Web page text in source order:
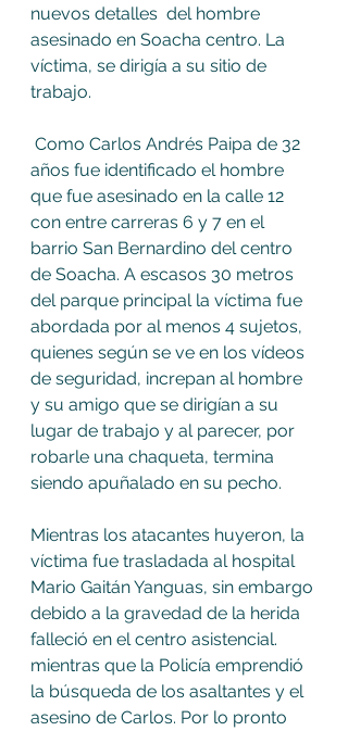
nuevos detalles  del hombre
asesinado en Soacha centro. La
víctima, se dirigía a su sitio de
trabajo.
años fue identificado el hombre
que fue asesinado en la calle 12
con entre carreras 6 y 7 en el
barrio San Bernardino del centro
de Soacha. A escasos 30 metros
del parque principal la víctima fue
abordada por al menos 4 sujetos,
quienes según se ve en los vídeos
de seguridad, increpan al hombre
y su amigo que se dirigían a su
lugar de trabajo y al parecer, por
robarle una chaqueta, termina
siendo apuñalado en su pecho.
Mientras los atacantes huyeron, la
víctima fue trasladada al hospital
Mario Gaitán Yanguas, sin embargo
debido a la gravedad de la herida
falleció en el centro asistencial.
mientras que la Policía emprendió
la búsqueda de los asaltantes y el
asesino de Carlos. Por lo pronto